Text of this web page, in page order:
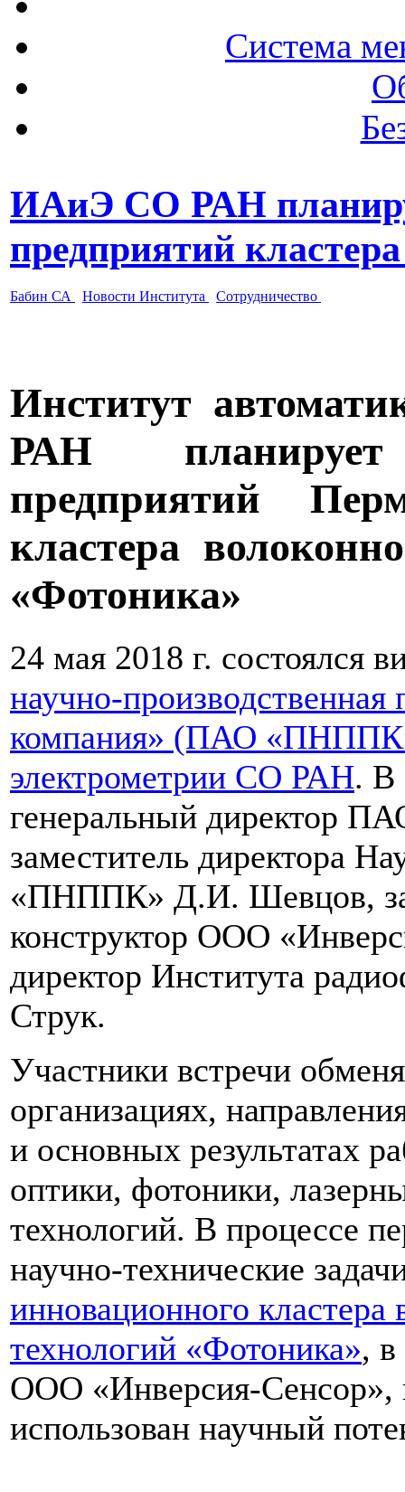
Система
ИАиЭ СО РАН
предприятий
Бабин СА Новости Института Сотрудничество
Институт
РАН
предприятий
кластера
«Фотоника»
24 мая 2018 г. состоялся
научно-производственная
компания» (ПАО
электрометрии СО РАН. В
генеральный директор
заместитель директора
«ПНППК» Д.И. Шевцов,
конструктор ООО
директор Института
Струк.
Участники встречи
организациях,
и основных результатах
оптики, фотоники,
технологий. В процессе
научно-технические
инновационного кластера
технологий «Фотоника»,
ООО «Инверсия-Сенсор»,
использован научный